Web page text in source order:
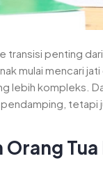
transisi penting
mulai mencari
lebih kompleks.
tetapi